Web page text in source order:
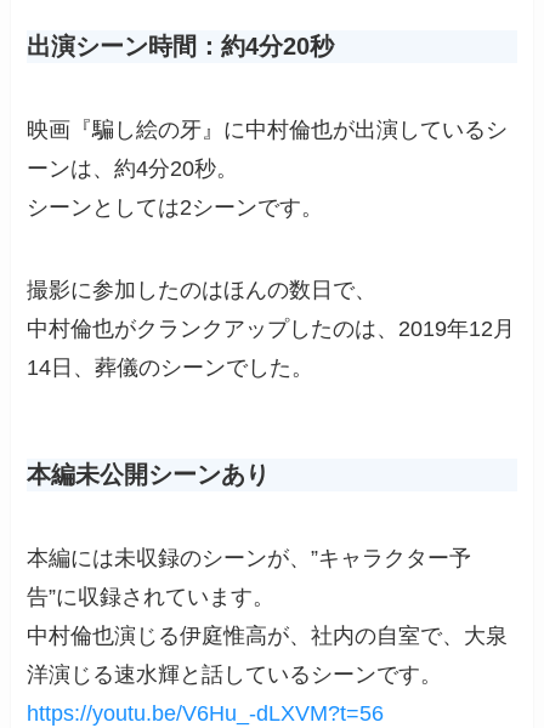
出演シーン時間：約4分20秒
映画『騙し絵の牙』に中村倫也が出演しているシ
ーンは、約4分20秒。
シーンとしては2シーンです。
撮影に参加したのはほんの数日で、
中村倫也がクランクアップしたのは、2019年12月
14日、葬儀のシーンでした。
本編未公開シーンあり
本編には未収録のシーンが、”キャラクター予
告”に収録されています。
中村倫也演じる伊庭惟高が、社内の自室で、大泉
洋演じる速水輝と話しているシーンです。
https://youtu.be/V6Hu_-dLXVM?t=56